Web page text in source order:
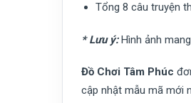
Tổng 8 câu truyện
* Lưu ý:Hình ảnh
Đồ Chơi Tâm Phúc
cập nhật mẫu mã mới